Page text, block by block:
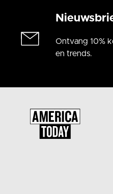
Ontvang 10%
en trends.